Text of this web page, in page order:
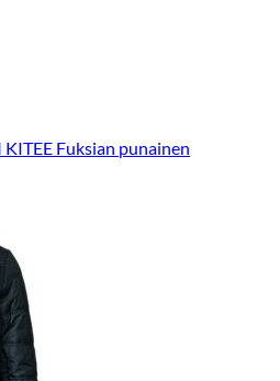
Fuksian punainen